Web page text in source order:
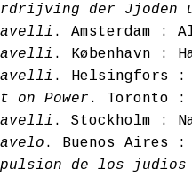
der Jjoden
. Amsterdam :
. København :
. Helsingfors :
on Power . Toronto :
. Stockholm :
. Buenos Aires :
de los judios